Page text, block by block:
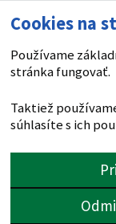
Cookies na
Používame
stránka fungovať.
Taktiež
súhlasíte s ich